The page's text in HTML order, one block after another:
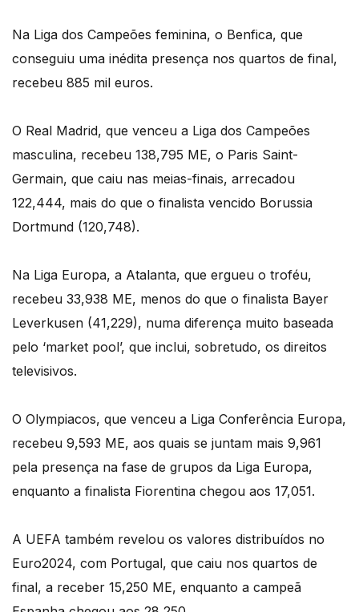
Na Liga dos Campeões feminina, o Benfica, que
conseguiu uma inédita presença nos quartos de final,
recebeu 885 mil euros.
O Real Madrid, que venceu a Liga dos Campeões
masculina, recebeu 138,795 ME, o Paris Saint-
Germain, que caiu nas meias-finais, arrecadou
122,444, mais do que o finalista vencido Borussia
Dortmund (120,748).
Na Liga Europa, a Atalanta, que ergueu o troféu,
recebeu 33,938 ME, menos do que o finalista Bayer
Leverkusen (41,229), numa diferença muito baseada
pelo ‘market pool’, que inclui, sobretudo, os direitos
televisivos.
O Olympiacos, que venceu a Liga Conferência Europa,
recebeu 9,593 ME, aos quais se juntam mais 9,961
pela presença na fase de grupos da Liga Europa,
enquanto a finalista Fiorentina chegou aos 17,051.
A UEFA também revelou os valores distribuídos no
Euro2024, com Portugal, que caiu nos quartos de
final, a receber 15,250 ME, enquanto a campeã